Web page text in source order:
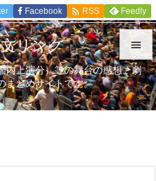


メニュ

Facebook  RSS Feedly
リンク
内上演分）等の舞台の感想、劇
まとめサイトです。